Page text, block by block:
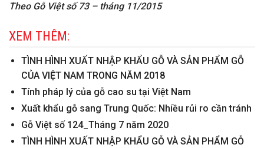
Theo Gỗ Việt số 73 – tháng 11/2015
XEM THÊM:
TÌNH HÌNH XUẤT NHẬP KHẨU GỖ VÀ SẢN PHẨM GỖ
CỦA VIỆT NAM TRONG NĂM 2018
Tính pháp lý của gỗ cao su tại Việt Nam
Xuất khẩu gỗ sang Trung Quốc: Nhiều rủi ro cần tránh
Gỗ Việt số 124_Tháng 7 năm 2020
TÌNH HÌNH XUẤT NHẬP KHẨU GỖ VÀ SẢN PHẨM GỖ